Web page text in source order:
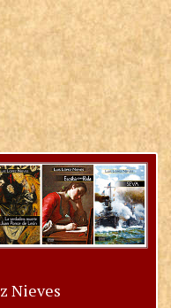
Nieves